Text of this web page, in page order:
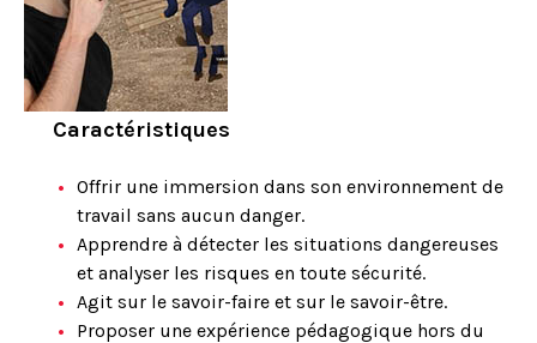
Caractéristiques
Offrir une immersion dans son environnement de
travail sans aucun danger.
Apprendre à détecter les situations dangereuses
et analyser les risques en toute sécurité.
Agit sur le savoir-faire et sur le savoir-être.
Proposer une expérience pédagogique hors du